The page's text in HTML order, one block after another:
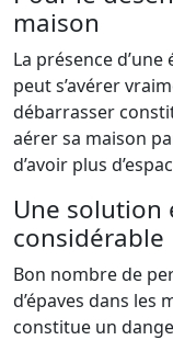
maison
La présence
peut s’avérer
débarrasser
aérer sa maison
d’avoir plus
Une solution
considérable
Bon nombre de
d’épaves dans les
constitue un